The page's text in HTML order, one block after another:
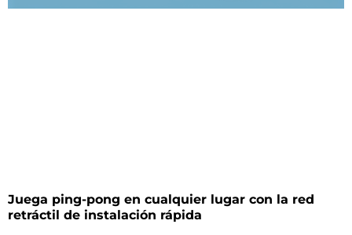
Juega ping-pong en cualquier lugar con la red
retráctil de instalación rápida